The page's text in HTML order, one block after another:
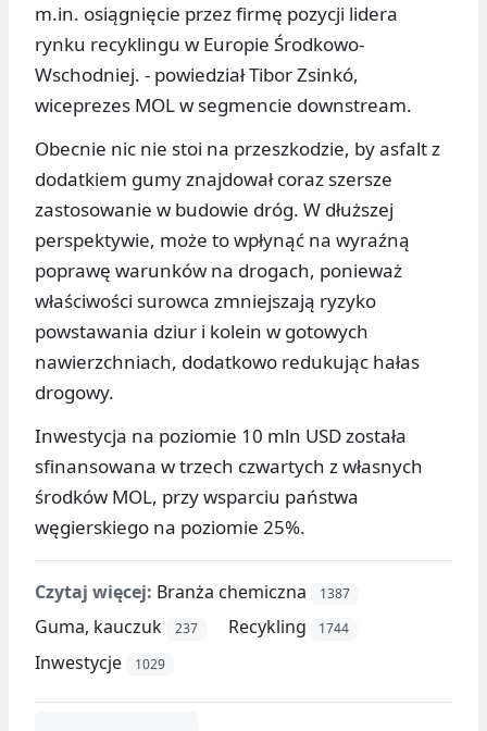
m.in. osiągnięcie przez firmę pozycji lidera
rynku recyklingu w Europie Środkowo-
Wschodniej. - powiedział Tibor Zsinkó,
wiceprezes MOL w segmencie downstream.
Obecnie nic nie stoi na przeszkodzie, by asfalt z
dodatkiem gumy znajdował coraz szersze
zastosowanie w budowie dróg. W dłuższej
perspektywie, może to wpłynąć na wyraźną
poprawę warunków na drogach, ponieważ
właściwości surowca zmniejszają ryzyko
powstawania dziur i kolein w gotowych
nawierzchniach, dodatkowo redukując hałas
drogowy.
Inwestycja na poziomie 10 mln USD została
sfinansowana w trzech czwartych z własnych
środków MOL, przy wsparciu państwa
węgierskiego na poziomie 25%.
Czytaj więcej: Branża chemiczna 1387
Guma, kauczuk 237 Recykling 1744
Inwestycje 1029